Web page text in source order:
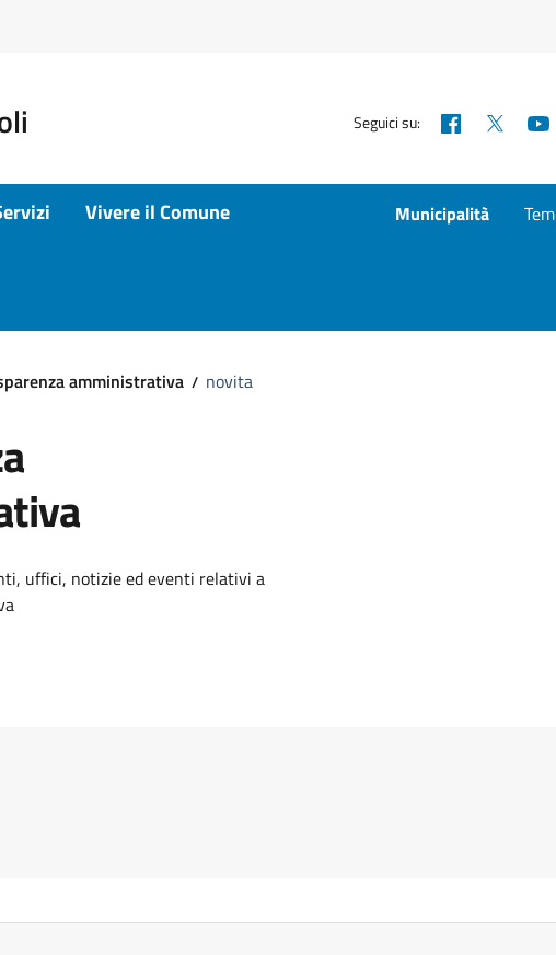
Seguici su: Facebook
Vivere il Comune Municipalità
amministrativa novita
uffici, notizie ed eventi relativi a